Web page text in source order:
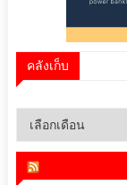
คลังเก็บ
คลัง